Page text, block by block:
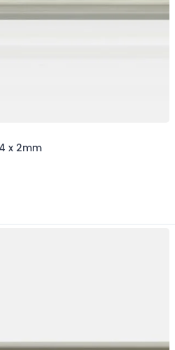
Déstockage voile d'ombrage
x 2mm